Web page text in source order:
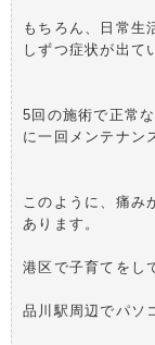
もちろん、日常生
しずつ症状が出て
5回の施術で正常
に一回メンテナン
このように、痛み
あります。
港区で子育てをし
品川駅周辺でパソ